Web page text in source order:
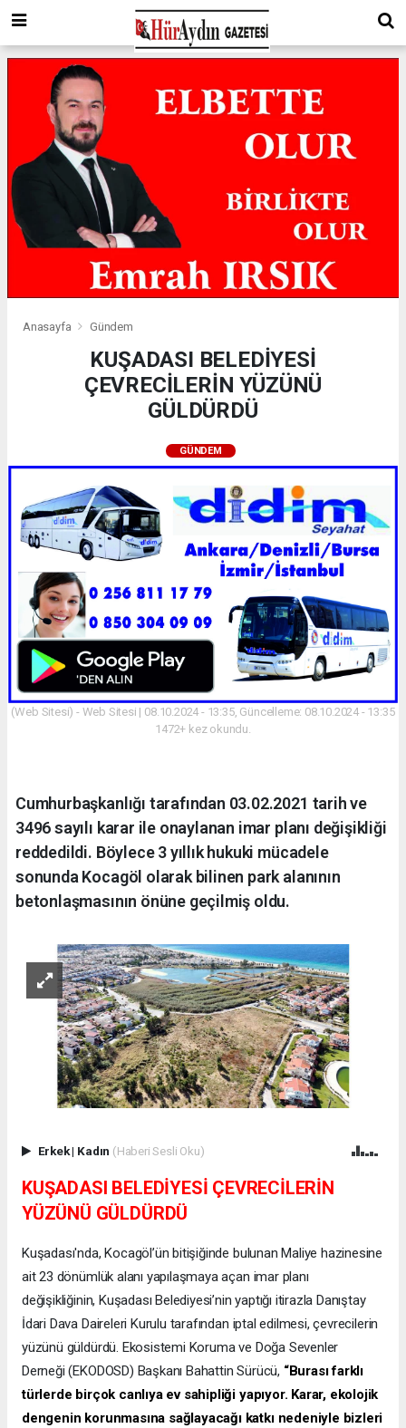
Anasayfa Gündem
KUŞADASI BELEDİYESİ
ÇEVRECİLERİN YÜZÜNÜ
GÜLDÜRDÜ
GÜNDEM
(Web Sitesi) - Web Sitesi | 08.10.2024 - 13:35, Güncelleme: 08.10.2024 - 13:35
1472+ kez okundu.
Cumhurbaşkanlığı tarafından 03.02.2021 tarih ve
3496 sayılı karar ile onaylanan imar planı değişikliği
reddedildi. Böylece 3 yıllık hukuki mücadele
sonunda Kocagöl olarak bilinen park alanının
betonlaşmasının önüne geçilmiş oldu.
Erkek| Kadın (Haberi Sesli Oku)
KUŞADASI BELEDİYESİ ÇEVRECİLERİN
YÜZÜNÜ GÜLDÜRDÜ
Kuşadası'nda, Kocagöl’ün bitişiğinde bulunan Maliye hazinesine
ait 23 dönümlük alanı yapılaşmaya açan imar planı
değişikliğinin, Kuşadası Belediyesi’nin yaptığı itirazla Danıştay
İdari Dava Daireleri Kurulu tarafından iptal edilmesi, çevrecilerin
yüzünü güldürdü. Ekosistemi Koruma ve Doğa Sevenler
Derneği (EKODOSD) Başkanı Bahattin Sürücü, “Burası farklı
türlerde birçok canlıya ev sahipliği yapıyor. Karar, ekolojik
dengenin korunmasına sağlayacağı katkı nedeniyle bizleri